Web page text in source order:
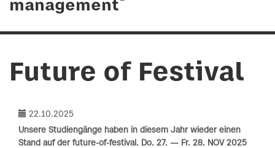
management
Future of Festival
22.10.2025
Unsere Studiengänge haben in diesem Jahr wieder einen
Stand auf der future-of-festival. Do. 27. — Fr. 28. NOV 2025